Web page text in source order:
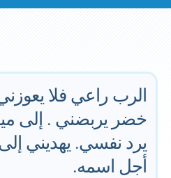
الرب راعي فلا
خضر يربضني . إلى
يرد نفسي. يهديني
أجل اسمه.